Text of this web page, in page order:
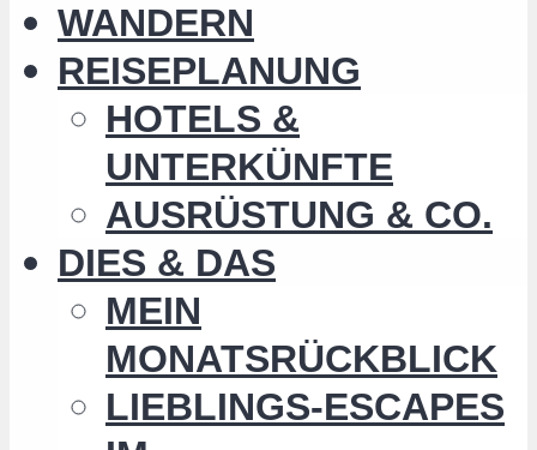
WANDERN
REISEPLANUNG
HOTELS &
UNTERKÜNFTE
AUSRÜSTUNG & CO.
DIES & DAS
MEIN
MONATSRÜCKBLICK
LIEBLINGS-ESCAPES